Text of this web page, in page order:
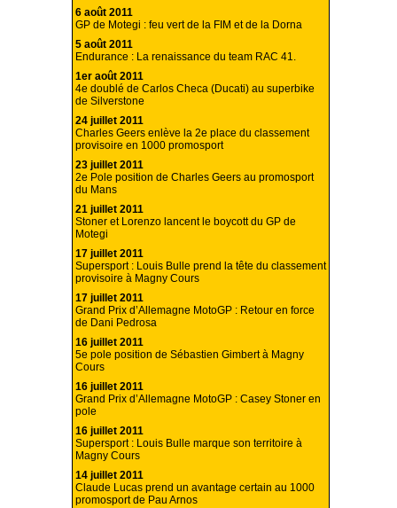
6 août 2011
GP de Motegi : feu vert de la FIM et de la Dorna
5 août 2011
Endurance : La renaissance du team RAC 41.
1er août 2011
4e doublé de Carlos Checa (Ducati) au superbike
de Silverstone
24 juillet 2011
Charles Geers enlève la 2e place du classement
provisoire en 1000 promosport
23 juillet 2011
2e Pole position de Charles Geers au promosport
du Mans
21 juillet 2011
Stoner et Lorenzo lancent le boycott du GP de
Motegi
17 juillet 2011
Supersport : Louis Bulle prend la tête du classement
provisoire à Magny Cours
17 juillet 2011
Grand Prix d’Allemagne MotoGP : Retour en force
de Dani Pedrosa
16 juillet 2011
5e pole position de Sébastien Gimbert à Magny
Cours
16 juillet 2011
Grand Prix d’Allemagne MotoGP : Casey Stoner en
pole
16 juillet 2011
Supersport : Louis Bulle marque son territoire à
Magny Cours
14 juillet 2011
Claude Lucas prend un avantage certain au 1000
promosport de Pau Arnos